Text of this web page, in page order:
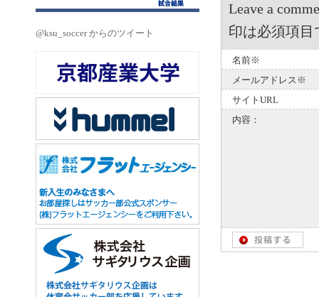
@ksu_soccer からのツイート
Leave a
印は必須項目
名前※
メールアドレス※
サイトURL
内容：